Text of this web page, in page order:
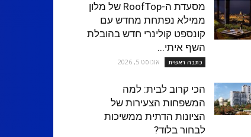
מסעדת ה-RoofTop של מלון
ממילא נפתחת מחדש עם
קונספט קולינרי חדש בהובלת
השף איתי...
כתבה ראשית אוגוסט 5, 2026
הכי קרוב לבית: למה
המשפחות הצעירות של
הציונות הדתית ממשיכות
לבחור בלוד?